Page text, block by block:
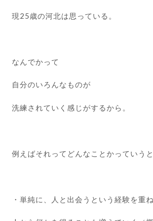
現25歳の河北は思っている。
なんでかって
自分のいろんなものが
洗練されていく感じがするから。
例えばそれってどんなことかっていうと
・単純に、人と出会うという経験を重